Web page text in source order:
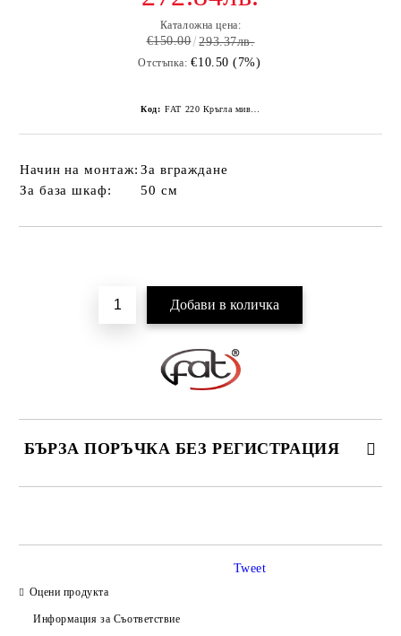
Каталожна цена:
€150.00 293.37лв.
Отстъпка: €10.50 (7%)
Код:
Начин на монтаж: За вграждане
За база шкаф:
50 см
БЪРЗА ПОРЪЧКА БЕЗ РЕГИСТРАЦИЯ
Оцени продукта
Информация за Съответствие
Tweet